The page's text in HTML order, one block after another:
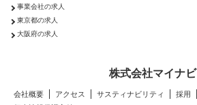
事業会社の求人
東京都の求人
大阪府の求人
株式会社マイナビ
会社概要 アクセス サスティナビリティ 採用